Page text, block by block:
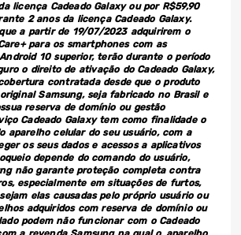
licença Cadeado Galaxy ou por R$59,90
2 anos da licença Cadeado Galaxy.
a partir de 19/07/2023 adquirirem o
para os smartphones com as
10 superior, terão durante o período
o direito de ativação do Cadeado Galaxy,
contratada desde que o produto
Samsung, seja fabricado no Brasil e
reserva de domínio ou gestão
Cadeado Galaxy tem como finalidade o
aparelho celular do seu usuário, com a
os seus dados e acessos a aplicativos
depende do comando do usuário,
não garante proteção completa contra
especialmente em situações de furtos,
elas causadas pelo próprio usuário ou
adquiridos com reserva de domínio ou
podem não funcionar com o Cadeado